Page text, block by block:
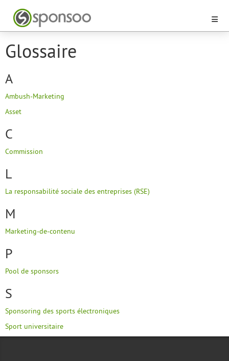
Glossaire
A
Ambush-Marketing
Asset
C
Commission
L
La responsabilité sociale des entreprises (RSE)
M
Marketing-de-contenu
P
Pool de sponsors
S
Sponsoring des sports électroniques
Sport universitaire